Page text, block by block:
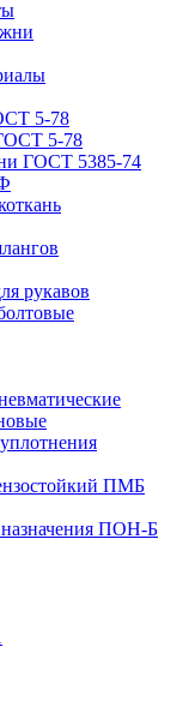
5-78
5-78
ГОСТ 5385-74
рукавов
ПМБ
ПОН-Б